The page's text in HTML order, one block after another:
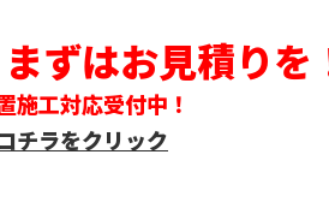
ずはお見積りを
施工対応受付中！
チラをクリック